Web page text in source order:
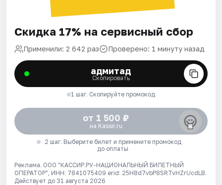
Скидка 17% на сервисный сбор
Применили: 2 642 раз Проверено: 1 минуту назад
адмитад
Скопировать
1 шаг. Скопируйте промокод
от 1 500 ₽
на Kassir.ru
2 шаг. Выберите билет и примените промокод
до оплаты
Реклама. ООО "КАССИР.РУ-НАЦИОНАЛЬНЫЙ БИЛЕТНЫЙ
ОПЕРАТОР", ИНН: 7841075409 erid: 25H8d7vbP8SRTvHZrUcdLB.
Действует до 31 августа 2026